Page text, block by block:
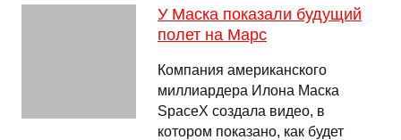
У Маска показали будущий
полет на Марс
Компания американского
миллиардера Илона Маска
SpaceX создала видео, в
котором показано, как будет